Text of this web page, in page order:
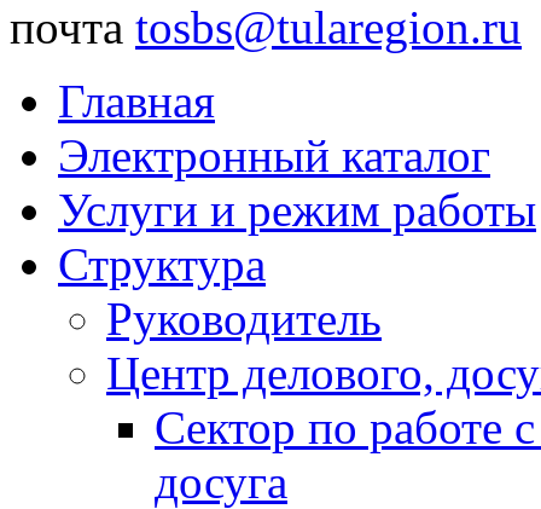
почта tosbs@tularegion.ru
Главная
Электронный каталог
Услуги и режим работы
Структура
Руководитель
Центр делового,
Сектор по работе
досуга